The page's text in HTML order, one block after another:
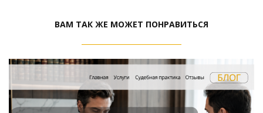
ВАМ ТАК ЖЕ МОЖЕТ ПОНРАВИТЬСЯ